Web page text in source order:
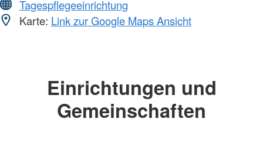
Tagespflegeeinrichtung
Karte: Link zur Google Maps Ansicht
Einrichtungen und
Gemeinschaften